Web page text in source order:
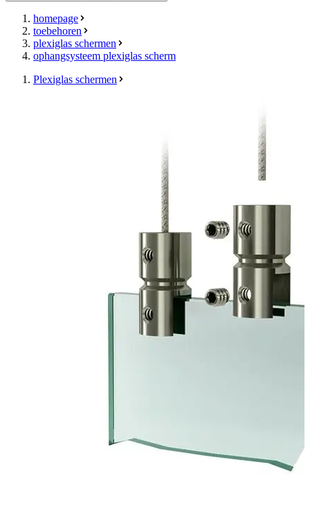
homepage
toebehoren
plexiglas schermen
ophangsysteem plexiglas scherm
Plexiglas schermen